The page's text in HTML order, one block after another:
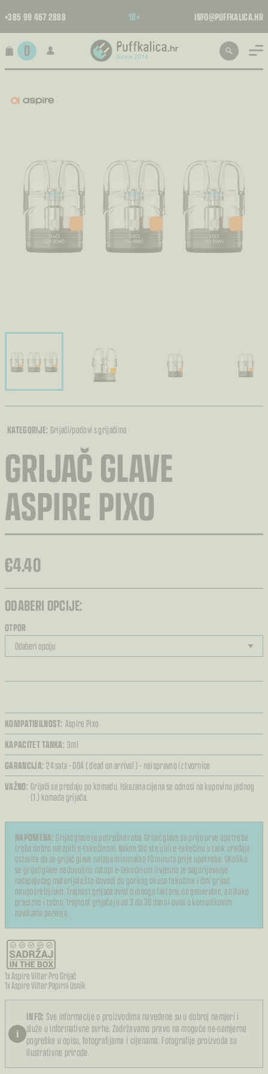
+385 99 467 2888 18+ INFO@PUFFKALICA.HR
0
KATEGORIJE: Grijači/podovi s grijačima
GRIJAČ GLAVE
ASPIRE PIXO
€4.40
ODABERI OPCIJE:
OTPOR
KOMPATIBILNOST: Aspire Pixo
KAPACITET TANKA: 3ml
GARANCIJA: 24 sata – DOA ( dead on arrival ) – neispravno iz tvornice
VAŽNO: Grijači se prodaju po komadu. Iskazana cijena se odnosi na kupovinu jednog
(1.) komada grijača.
NAPOMENA: Grijač glave je potrošna roba. Grijač glave se prije prve upotrebe
treba dobro natopiti e-tekućinom. Nakon što ste ulili e-tekućinu u tank uređaja
ostavite da se grijač glave natapa minimalno 10 minuta prije upotrebe. Ukoliko
se grijač glave nedovoljno natopi e-tekućinom izvjesno je sagorijevanje
natapajućeg materijala što dovodi do gorkog okusa tekućine i čini grijač
neupotrebljivim. Trajnost grijača ovisi o mnogo faktora, no generalno, a nikako
precizno i točno, trajnost grijača je od 3 do 30 dana i ovisi o korisnikovim
navikama parenja.
1x Aspire Vilter Pro Grijač
1x Aspire Vilter Papirni Usnik
i
INFO: Sve informacije o proizvodima navedene su u dobroj namjeri i
služe u informativne svrhe. Zadržavamo pravo na moguće ne-namjerne
pogreške u opisu, fotografijama i cijenama. Fotografije proizvoda su
ilustrativne prirode.